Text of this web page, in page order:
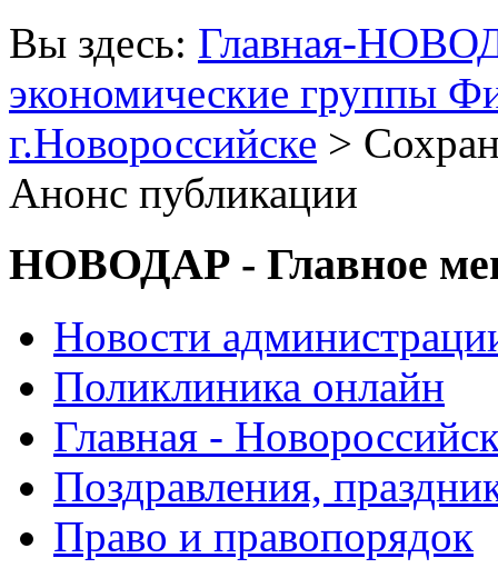
Вы здесь: Главная-
экономические группы
г.Новороссийске >
Анонс публикации
НОВОДАР - Главное
Новости
Поликлиника онлайн
Главная -
Поздравления,
Право и правопорядок